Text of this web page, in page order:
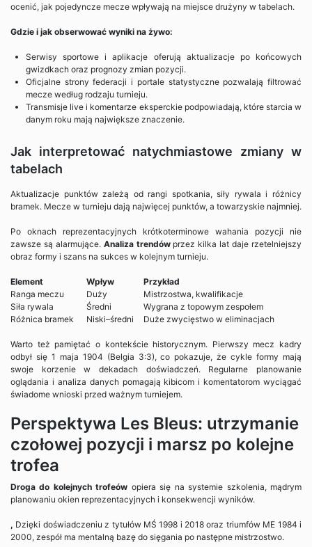
ocenić, jak pojedyncze mecze wpływają na miejsce drużyny w tabelach.
Gdzie i jak obserwować wyniki na żywo:
Serwisy sportowe i aplikacje oferują aktualizacje po końcowych
gwizdkach oraz prognozy zmian pozycji.
Oficjalne strony federacji i portale statystyczne pozwalają filtrować
mecze według rodzaju turnieju.
Transmisje live i komentarze eksperckie podpowiadają, które starcia w
danym roku mają największe znaczenie.
Jak interpretować natychmiastowe zmiany w
tabelach
Aktualizacje punktów zależą od rangi spotkania, siły rywala i różnicy
bramek. Mecze w turnieju dają najwięcej punktów, a towarzyskie najmniej.
Po oknach reprezentacyjnych krótkoterminowe wahania pozycji nie
zawsze są alarmujące. Analiza trendówprzez kilka lat daje rzetelniejszy
obraz formy i szans na sukces w kolejnym turnieju.
Element Wpływ
Przykład
Ranga meczu
Duży
Mistrzostwa, kwalifikacje
Siła rywala
Średni
Wygrana z topowym zespołem
Różnica bramek
Niski–średni Duże zwycięstwo w eliminacjach
Warto też pamiętać o kontekście historycznym. Pierwszy mecz kadry
odbył się 1 maja 1904 (Belgia 3:3), co pokazuje, że cykle formy mają
swoje korzenie w dekadach doświadczeń. Regularne planowanie
oglądania i analiza danych pomagają kibicom i komentatorom wyciągać
świadome wnioski przed ważnym turniejem.
Perspektywa Les Bleus: utrzymanie
czołowej pozycji i marsz po kolejne
trofea
Droga do kolejnych trofeów opiera się na systemie szkolenia, mądrym
planowaniu okien reprezentacyjnych i konsekwencji wyników.
, Dzięki doświadczeniu z tytułów MŚ 1998 i 2018 oraz triumfów ME 1984 i
2000, zespół ma mentalną bazę do sięgania po następne mistrzostwo.